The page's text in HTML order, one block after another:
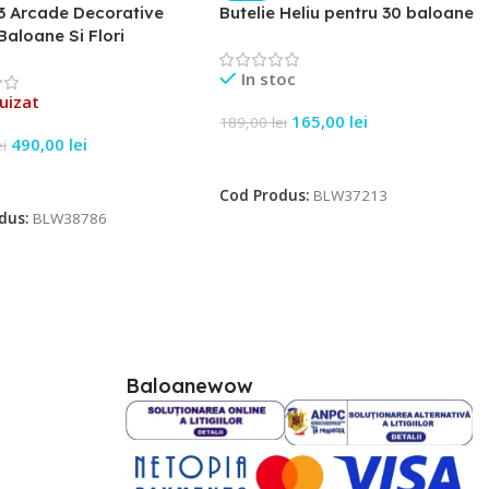
Arcade Decorative
Si Flori
490,00 lei
BLW38786
Butelie Heliu pentru 30 baloane
In stoc
189,00lei 165,00 lei
Cod Produs: BLW37213
Baloanewow